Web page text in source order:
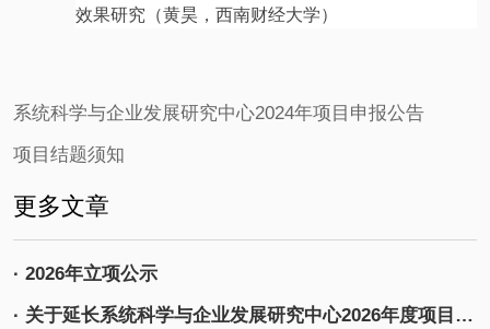
效果研究（黄昊，西南财经大学）
系统科学与企业发展研究中心2024年项目申报公告
项目结题须知
更多文章
· 2026年立项公示
· 关于延长系统科学与企业发展研究中心2026年度项目申报时间的通知